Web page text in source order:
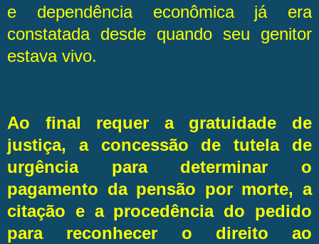
e dependência econômica já era
constatada desde quando seu genitor
estava vivo.
Ao final requer a gratuidade de
justiça, a concessão de tutela de
urgência para determinar o
pagamento da pensão por morte, a
citação e a procedência do pedido
para reconhecer o direito ao